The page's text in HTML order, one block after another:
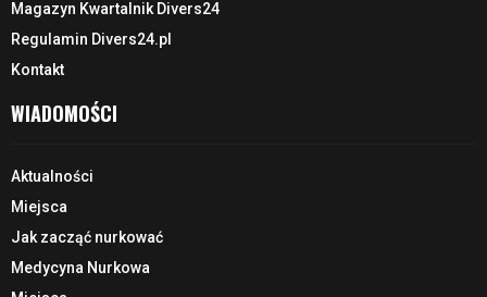
Magazyn Kwartalnik Divers24
Regulamin Divers24.pl
Kontakt
WIADOMOŚCI
Aktualności
Miejsca
Jak zacząć nurkować
Medycyna Nurkowa